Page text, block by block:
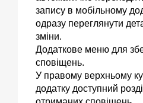
запису в мобільному
одразу переглянути
зміни.
Додаткове меню для
сповіщень.
У правому верхньому
додатку доступний